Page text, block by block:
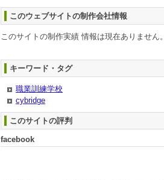
このウェブサイトの制作会社情報
このサイトの制作実績 情報は現在ありません。
キーワード・タグ
職業訓練学校
cybridge
このサイトの評判
facebook